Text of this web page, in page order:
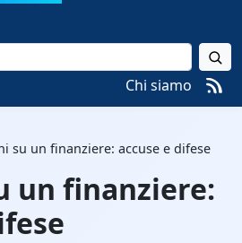
Chi siamo
su un finanziere: accuse e difese
un finanziere: